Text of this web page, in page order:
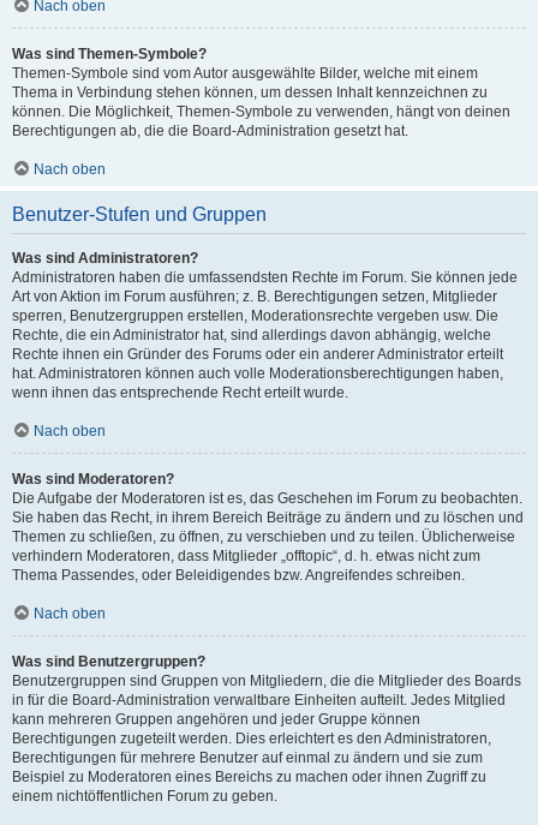
Nach oben
Was sind Themen-Symbole?
Themen-Symbole sind vom Autor ausgewählte Bilder, welche mit einem
Thema in Verbindung stehen können, um dessen Inhalt kennzeichnen zu
können. Die Möglichkeit, Themen-Symbole zu verwenden, hängt von deinen
Berechtigungen ab, die die Board-Administration gesetzt hat.
Nach oben
Benutzer-Stufen und Gruppen
Was sind Administratoren?
Administratoren haben die umfassendsten Rechte im Forum. Sie können jede
Art von Aktion im Forum ausführen; z. B. Berechtigungen setzen, Mitglieder
sperren, Benutzergruppen erstellen, Moderationsrechte vergeben usw. Die
Rechte, die ein Administrator hat, sind allerdings davon abhängig, welche
Rechte ihnen ein Gründer des Forums oder ein anderer Administrator erteilt
hat. Administratoren können auch volle Moderationsberechtigungen haben,
wenn ihnen das entsprechende Recht erteilt wurde.
Nach oben
Was sind Moderatoren?
Die Aufgabe der Moderatoren ist es, das Geschehen im Forum zu beobachten.
Sie haben das Recht, in ihrem Bereich Beiträge zu ändern und zu löschen und
Themen zu schließen, zu öffnen, zu verschieben und zu teilen. Üblicherweise
verhindern Moderatoren, dass Mitglieder „offtopic“, d. h. etwas nicht zum
Thema Passendes, oder Beleidigendes bzw. Angreifendes schreiben.
Nach oben
Was sind Benutzergruppen?
Benutzergruppen sind Gruppen von Mitgliedern, die die Mitglieder des Boards
in für die Board-Administration verwaltbare Einheiten aufteilt. Jedes Mitglied
kann mehreren Gruppen angehören und jeder Gruppe können
Berechtigungen zugeteilt werden. Dies erleichtert es den Administratoren,
Berechtigungen für mehrere Benutzer auf einmal zu ändern und sie zum
Beispiel zu Moderatoren eines Bereichs zu machen oder ihnen Zugriff zu
einem nichtöffentlichen Forum zu geben.